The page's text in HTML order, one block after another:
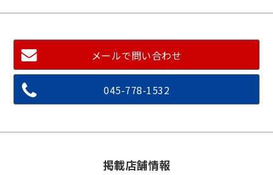
メールで問い合わせ
045-778-1532
掲載店舗情報